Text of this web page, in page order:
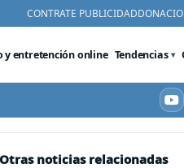
CONTRATE PUBLICIDAD
y entretención online Tendencias
Otras noticias relacionadas